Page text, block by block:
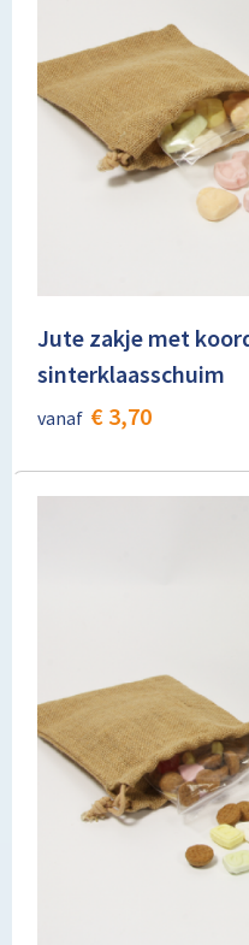
Jute zakje met
sinterklaasschuim
vanaf € 3,70